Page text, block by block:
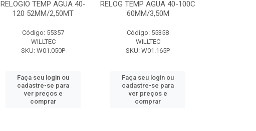
RELOGIO TEMP AGUA 40-
120 52MM/2,50MT
Código: 55357
WILLTEC
SKU: W01.050P
Faça seu login ou
cadastre-se para
ver preços e
comprar
RELOG TEMP AGUA 40-100C
60MM/3,50M
Código: 55358
WILLTEC
SKU: W01.165P
Faça seu login ou
cadastre-se para
ver preços e
comprar